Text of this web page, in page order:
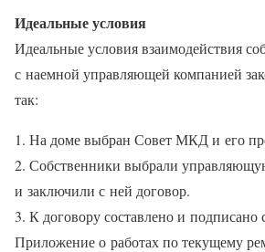
Идеальные условия
Идеальные условия взаимодействия
с наемной управляющей компанией
так:
1. На доме выбран Совет МКД и его
2. Собственники выбрали
и заключили с ней договор.
3. К договору составлено и подписано
Приложение о работах по текущему